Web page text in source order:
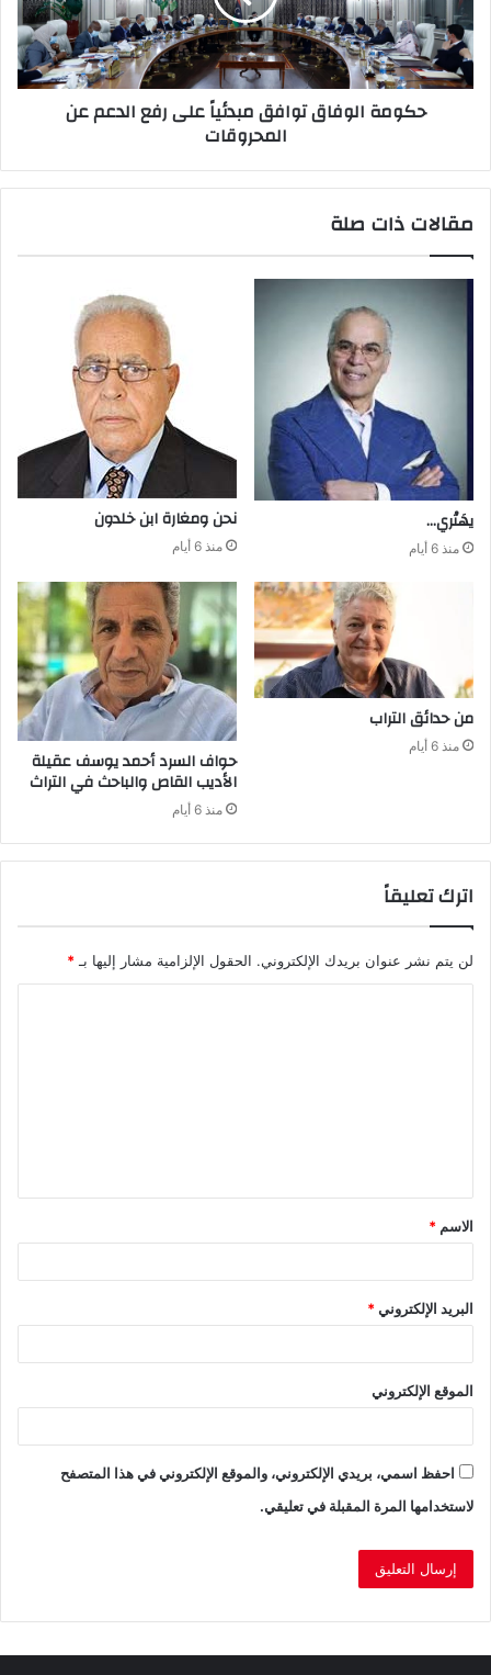
حكومة الوفاق توافق مبدئياً على رفع الدعم عن
المحروقات
مقالات ذات صلة
يهَتْري‭…‬
منذ 6 أيام
نحن‭ ‬ومغارة ابن‭ ‬خلدون
منذ 6 أيام
من‭ ‬حدائق‭ ‬التراب
منذ 6 أيام
‬الأديب‭ ‬القاص‭ ‬والباحث‭ ‬في‭ ‬التراث
منذ 6 أيام
اترك تعليقاً
لن يتم نشر عنوان بريدك الإلكتروني. الحقول الإلزامية مشار إليها بـ *
ق
*
الاسم *
البريد الإلكتروني*
الموقع الإلكتروني
احفظ اسمي، بريدي الإلكتروني، والموقع الإلكتروني في هذا المتصفح
لاستخدامها المرة المقبلة في تعليقي.